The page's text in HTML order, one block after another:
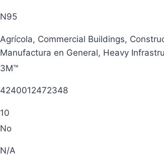
N95
Agrícola, Commercial Buildings,
Manufactura en General, Heavy
3M™
4240012472348
10
No
N/A